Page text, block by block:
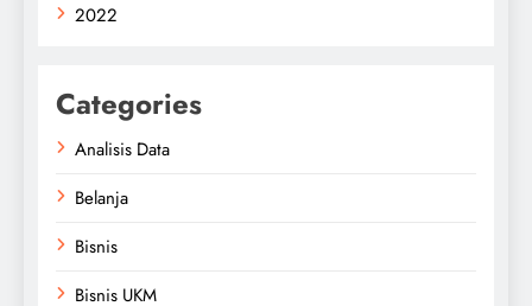
2022
Categories
Analisis Data
Belanja
Bisnis
Bisnis UKM